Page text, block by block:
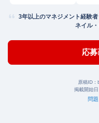
3年以上のマネジメント経験
ネイル
応
原稿ID：
掲載開始日
問